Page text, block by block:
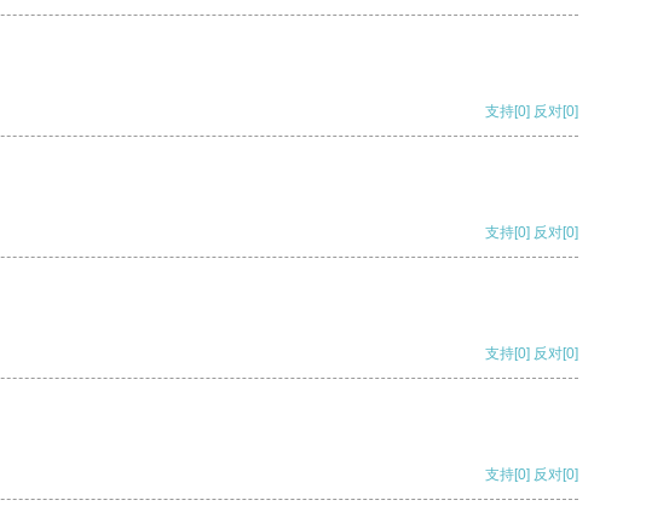
支持[0] 反对[0]
支持[0] 反对[0]
支持[0] 反对[0]
支持[0] 反对[0]